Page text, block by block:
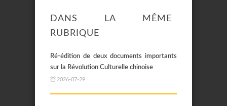
DANS LA MÊME
RUBRIQUE
Ré-édition de deux documents importants
sur la Révolution Culturelle chinoise
2026-07-29